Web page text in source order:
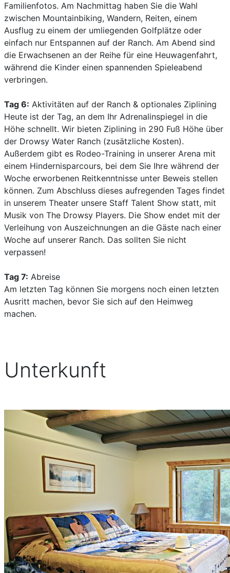
Familienfotos. Am Nachmittag haben Sie die Wahl
zwischen Mountainbiking, Wandern, Reiten, einem
Ausflug zu einem der umliegenden Golfplätze oder
einfach nur Entspannen auf der Ranch. Am Abend sind
die Erwachsenen an der Reihe für eine Heuwagenfahrt,
während die Kinder einen spannenden Spieleabend
verbringen.
Tag 6: Aktivitäten auf der Ranch & optionales Ziplining
Heute ist der Tag, an dem Ihr Adrenalinspiegel in die
Höhe schnellt. Wir bieten Ziplining in 290 Fuß Höhe über
der Drowsy Water Ranch (zusätzliche Kosten).
Außerdem gibt es Rodeo-Training in unserer Arena mit
einem Hindernisparcours, bei dem Sie Ihre während der
Woche erworbenen Reitkenntnisse unter Beweis stellen
können. Zum Abschluss dieses aufregenden Tages findet
in unserem Theater unsere Staff Talent Show statt, mit
Musik von The Drowsy Players. Die Show endet mit der
Verleihung von Auszeichnungen an die Gäste nach einer
Woche auf unserer Ranch. Das sollten Sie nicht
verpassen!
Tag 7: Abreise
Am letzten Tag können Sie morgens noch einen letzten
Ausritt machen, bevor Sie sich auf den Heimweg
machen.
Unterkunft